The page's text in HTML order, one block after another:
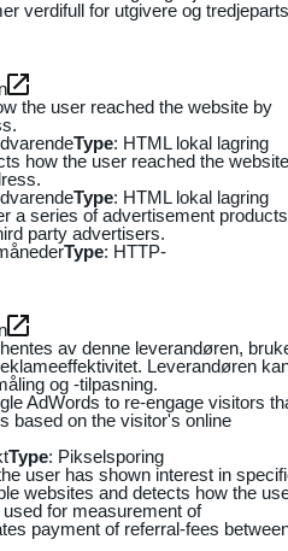
verdifull for utgivere og tredjeparts
the user reached the website by
Type: HTML lokal lagring
how the user reached the website
Type: HTML lokal lagring
a series of advertisement products
party advertisers.
Type: HTTP-
av denne leverandøren,
Leverandøren
og -tilpasning.
AdWords to re-engage visitors
based on the visitor's online
Type: Pikselsporing
user has shown interest in
websites and detects how the
for measurement of
payment of referral-fees